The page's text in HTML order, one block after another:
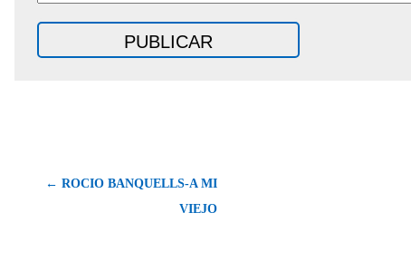
← ROCIO BANQUELLS-A MI
VIEJO